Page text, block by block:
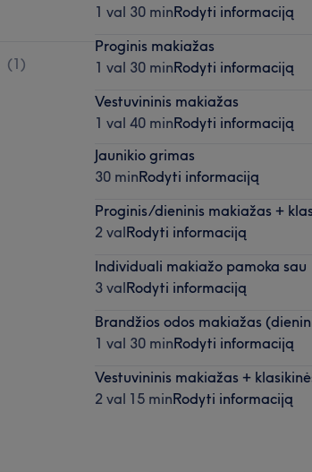
(1)
1 val 30 minRodyti informaciją
Proginis makiažas
1 val 30 minRodyti informaciją
Vestuvininis makiažas
1 val 40 minRodyti informaciją
Jaunikio grimas
30 minRodyti informaciją
Proginis/dieninis makiažas +
2 valRodyti informaciją
Individuali makiažo pamoka sau
3 valRodyti informaciją
Brandžios odos makiažas
1 val 30 minRodyti informaciją
Vestuvininis makiažas +
2 val 15 minRodyti informaciją